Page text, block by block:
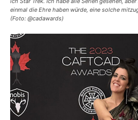
einmal die Ehre haben würde, eine solche
(Foto: @cadawards)